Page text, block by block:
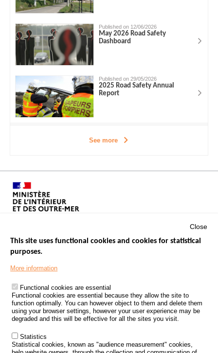
Published on 12/06/2026
May 2026 Road Safety
Dashboard
Published on 29/05/2026
2025 Road Safety Annual
Report
See more
Footer
PROCESSING OF PERSONAL DATA FROM ROAD ACCIDENTS
KNOWLEDGE CENTRE
CALL FOR RESEARCH PROJECTS
ROAD SAFETY POLICY
Close
This site uses functional cookies and cookies for statistical
purposes.
More information
Functional cookies are essential
Functional cookies are essential because they allow the site to
function optimally. You can however object to them and delete them
using your browser settings, however your user experience may be
degraded and this will be effective for all the sites you visit.
Statistics
Statistical cookies, known as "audience measurement" cookies,